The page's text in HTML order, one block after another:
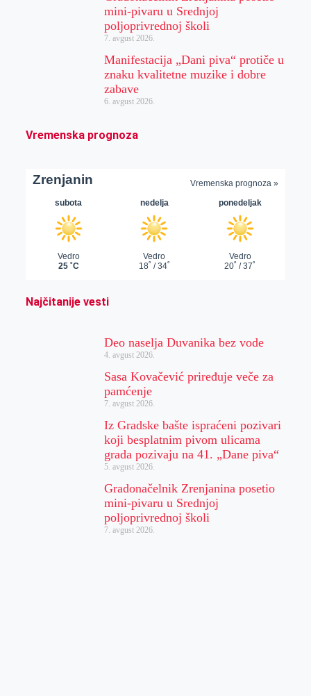
mini-pivaru u Srednjoj
poljoprivrednoj školi
7. avgust 2026.
Manifestacija „Dani piva“ protiče u
znaku kvalitetne muzike i dobre
zabave
6. avgust 2026.
Vremenska prognoza
Najčitanije vesti
Deo naselja Duvanika bez vode
4. avgust 2026.
Sasa Kovačević priređuje veče za
pamćenje
7. avgust 2026.
Iz Gradske bašte ispraćeni pozivari
koji besplatnim pivom ulicama
grada pozivaju na 41. „Dane piva“
5. avgust 2026.
Gradonačelnik Zrenjanina posetio
mini-pivaru u Srednjoj
poljoprivrednoj školi
7. avgust 2026.